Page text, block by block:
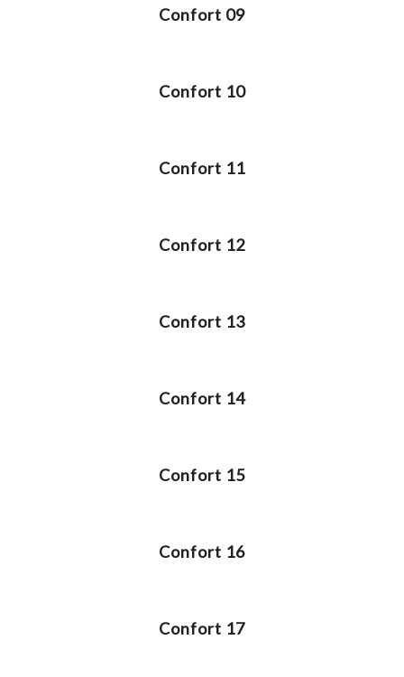
Confort 09
Confort 10
Confort 11
Confort 12
Confort 13
Confort 14
Confort 15
Confort 16
Confort 17